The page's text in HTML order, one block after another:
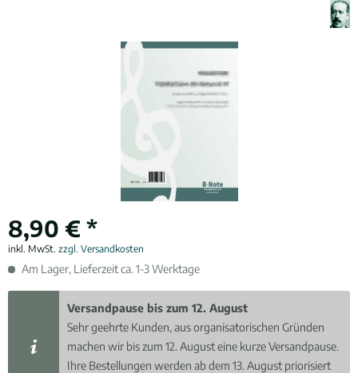
8,90 € *
inkl. MwSt. zzgl. Versandkosten
Am Lager, Lieferzeit ca. 1-3 Werktage
Versandpause bis zum 12. August
Sehr geehrte Kunden, aus organisatorischen Gründen
machen wir bis zum 12. August eine kurze Versandpause.
Ihre Bestellungen werden ab dem 13. August priorisiert